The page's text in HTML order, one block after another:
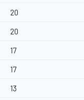
20
20
17
17
13